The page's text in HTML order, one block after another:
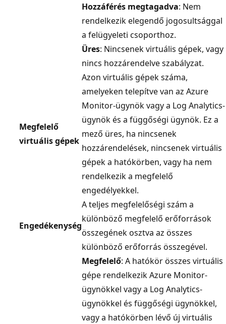
Hozzáférés megtagadva: Nem
rendelkezik elegendő jogosultsággal
a felügyeleti csoporthoz.
Üres: Nincsenek virtuális gépek, vagy
nincs hozzárendelve szabályzat.
Megfelelő
virtuális gépek
Azon virtuális gépek száma,
amelyeken telepítve van az Azure
Monitor-ügynök vagy a Log Analytics-
ügynök és a függőségi ügynök. Ez a
mező üres, ha nincsenek
hozzárendelések, nincsenek virtuális
gépek a hatókörben, vagy ha nem
rendelkezik a megfelelő
engedélyekkel.
Engedékenység
A teljes megfelelőségi szám a
különböző megfelelő erőforrások
összegének osztva az összes
különböző erőforrás összegével.
Megfelelő: A hatókör összes virtuális
gépe rendelkezik Azure Monitor-
ügynökkel vagy a Log Analytics-
ügynökkel és függőségi ügynökkel,
vagy a hatókörben lévő új virtuális